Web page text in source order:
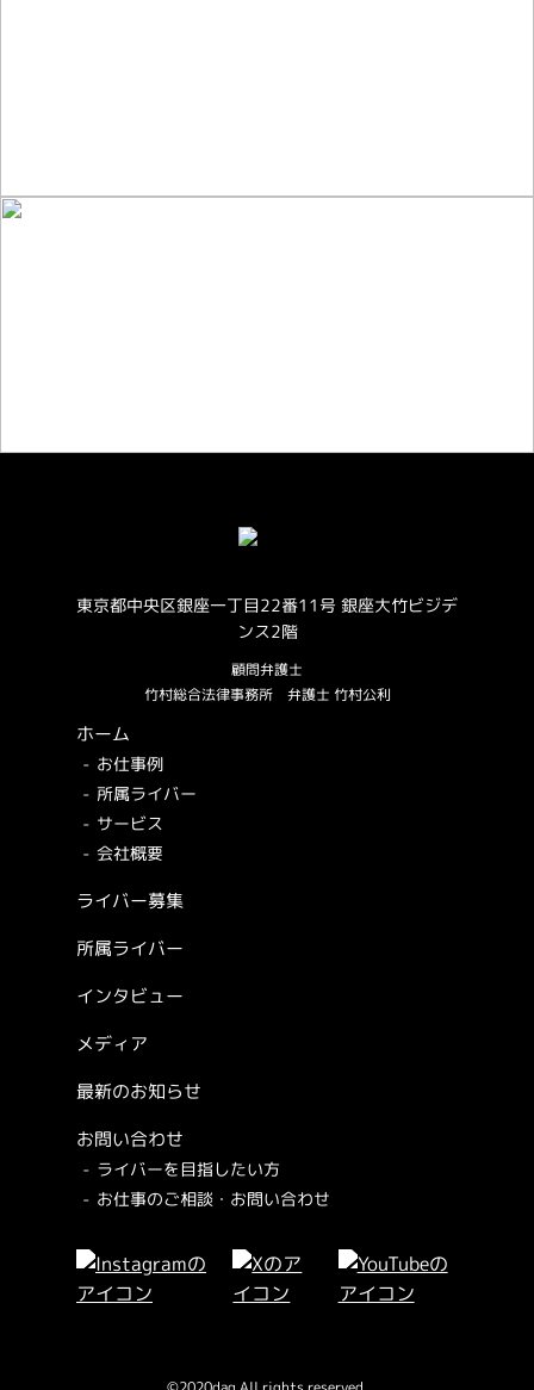
東京都中央区銀座一丁目22番11号 銀座大竹ビジデ
ンス2階
顧問弁護士
竹村総合法律事務所 弁護士 竹村公利
ホーム
お仕事例
所属ライバー
サービス
会社概要
ライバー募集
所属ライバー
インタビュー
メディア
最新のお知らせ
お問い合わせ
ライバーを目指したい方
お仕事のご相談・お問い合わせ